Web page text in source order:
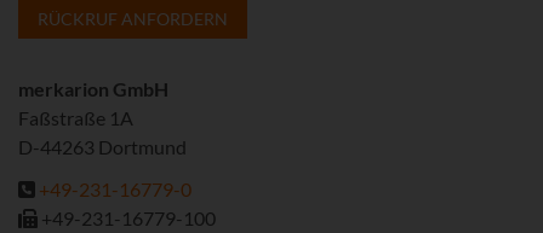
RÜCKRUF ANFORDERN
merkarion GmbH
Faßstraße 1A
D-44263 Dortmund
+49-231-16779-0
+49-231-16779-100